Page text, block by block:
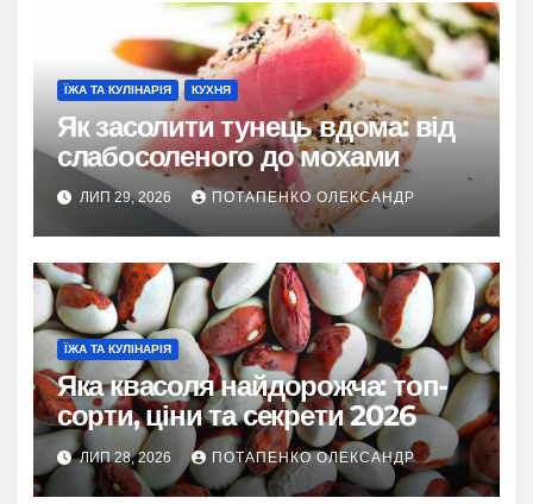
ЇЖА ТА КУЛІНАРІЯ КУХНЯ
Як засолити тунець вдома: від
слабосоленого до мохами
ЛИП 29, 2026 ПОТАПЕНКО ОЛЕКСАНДР
ЇЖА ТА КУЛІНАРІЯ
Яка квасоля найдорожча: топ-
сорти, ціни та секрети 2026
ЛИП 28, 2026 ПОТАПЕНКО ОЛЕКСАНДР